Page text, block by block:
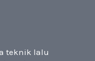
teknik lalu